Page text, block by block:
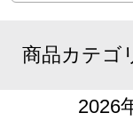
商品カテゴ
2026